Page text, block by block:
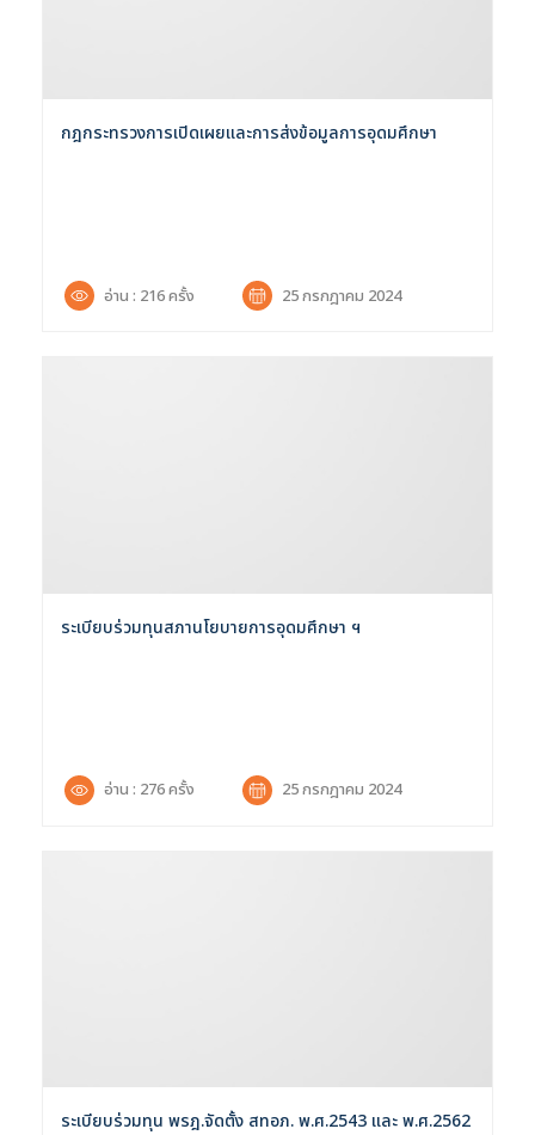
กฎกระทรวงการเปิดเผยและการส่งข้อมูลการอุดมศึกษา
อ่าน : 216 ครั้ง 25 กรกฎาคม 2024
ระเบียบร่วมทุนสภานโยบายการอุดมศึกษา ฯ
อ่าน : 276 ครั้ง 25 กรกฎาคม 2024
ระเบียบร่วมทุน พรฎ.จัดตั้ง สทอภ. พ.ศ.2543 และ พ.ศ.2562